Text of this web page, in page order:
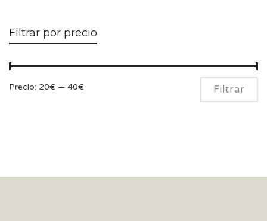
Filtrar por precio
Filtrar
Precio: 20€ — 40€